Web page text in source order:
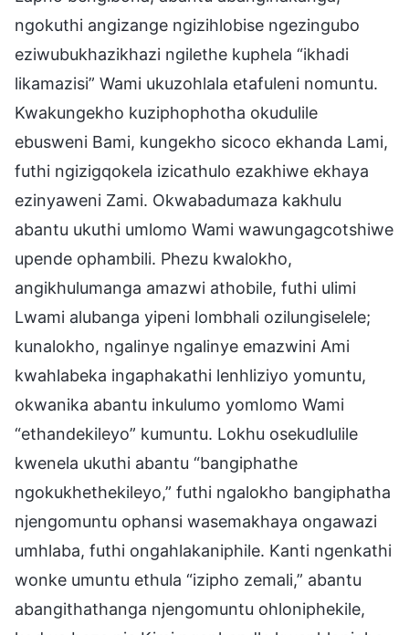
ngokuthi angizange ngizihlobise ngezingubo
eziwubukhazikhazi ngilethe kuphela “ikhadi
likamazisi” Wami ukuzohlala etafuleni nomuntu.
Kwakungekho kuziphophotha okudulile
ebusweni Bami, kungekho sicoco ekhanda Lami,
futhi ngizigqokela izicathulo ezakhiwe ekhaya
ezinyaweni Zami. Okwabadumaza kakhulu
abantu ukuthi umlomo Wami wawungagcotshiwe
upende ophambili. Phezu kwalokho,
angikhulumanga amazwi athobile, futhi ulimi
Lwami alubanga yipeni lombhali ozilungiselele;
kunalokho, ngalinye ngalinye emazwini Ami
kwahlabeka ingaphakathi lenhliziyo yomuntu,
okwanika abantu inkulumo yomlomo Wami
“ethandekileyo” kumuntu. Lokhu osekudlulile
kwenela ukuthi abantu “bangiphathe
ngokukhethekileyo,” futhi ngalokho bangiphatha
njengomuntu ophansi wasemakhaya ongawazi
umhlaba, futhi ongahlakaniphile. Kanti ngenkathi
wonke umuntu ethula “izipho zemali,” abantu
abangithathanga njengomuntu ohloniphekile,